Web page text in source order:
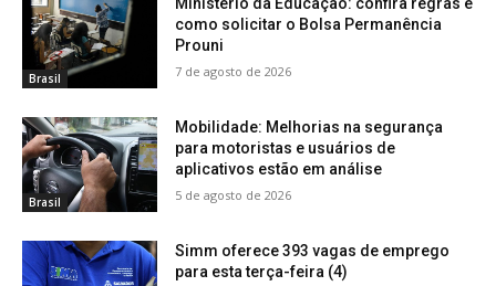
Brasil
Ministério da Educação: confira regras e
como solicitar o Bolsa Permanência
Prouni
7 de agosto de 2026
Brasil
Mobilidade: Melhorias na segurança
para motoristas e usuários de
aplicativos estão em análise
5 de agosto de 2026
Simm oferece 393 vagas de emprego
para esta terça-feira (4)